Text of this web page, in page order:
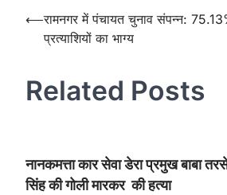
Post
navigation
⟵रामनगर में पंचायत चुनाव संपन्न:
प्रत्याशियों का भाग्य
Related Posts
नानकमत्ता कार सेवा डेरा प्रमुख बाबा
सिंह की गोली मारकर की हत्या